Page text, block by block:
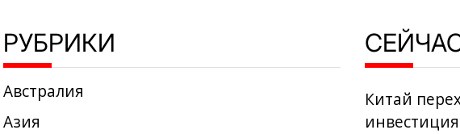
РУБРИКИ
Австралия
Азия
Китай